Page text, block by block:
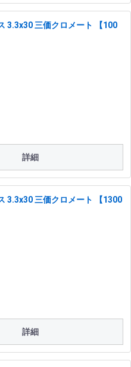
3.3x30 三価クロメート 【100
詳細
3.3x30 三価クロメート 【1300
詳細